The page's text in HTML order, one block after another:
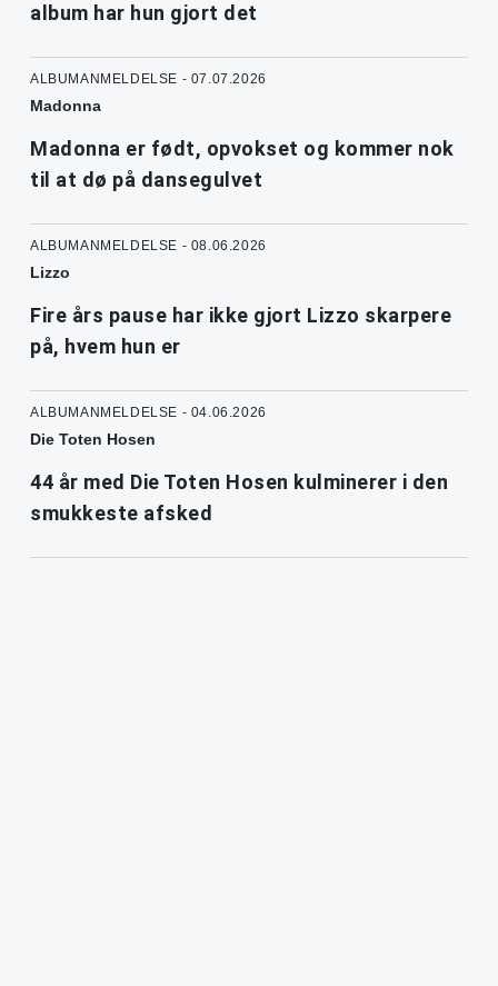
album har hun gjort det
ALBUMANMELDELSE - 07.07.2026
Madonna
Madonna er født, opvokset og kommer nok
til at dø på dansegulvet
ALBUMANMELDELSE - 08.06.2026
Lizzo
Fire års pause har ikke gjort Lizzo skarpere
på, hvem hun er
ALBUMANMELDELSE - 04.06.2026
Die Toten Hosen
44 år med Die Toten Hosen kulminerer i den
smukkeste afsked